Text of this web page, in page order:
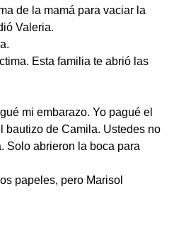
de la mamá para vaciar la
Valeria.
Esta familia te abrió las
mi embarazo. Yo pagué el
bautizo de Camila. Ustedes no
Solo abrieron la boca para
papeles, pero Marisol